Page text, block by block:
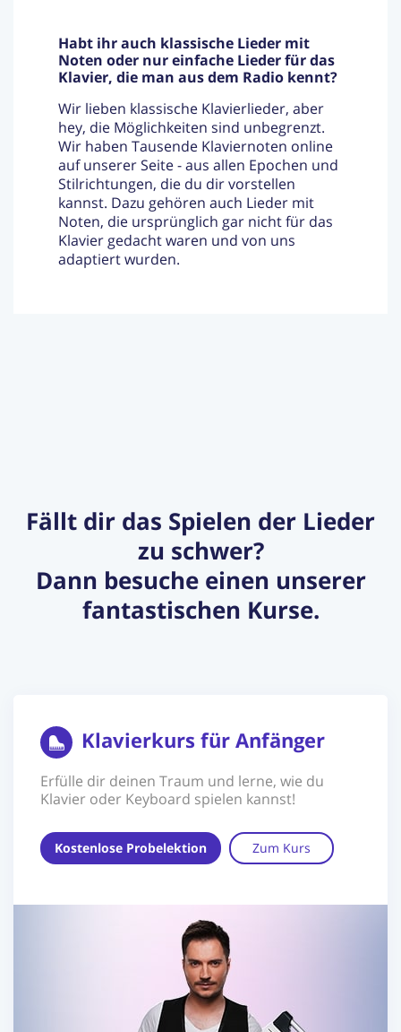
Habt ihr auch klassische Lieder mit
Noten oder nur einfache Lieder für das
Klavier, die man aus dem Radio kennt?
Wir lieben klassische Klavierlieder, aber
hey, die Möglichkeiten sind unbegrenzt.
Wir haben Tausende Klaviernoten online
auf unserer Seite - aus allen Epochen und
Stilrichtungen, die du dir vorstellen
kannst. Dazu gehören auch Lieder mit
Noten, die ursprünglich gar nicht für das
Klavier gedacht waren und von uns
adaptiert wurden.
Fällt dir das Spielen der Lieder
zu schwer?
Dann besuche einen unserer
fantastischen Kurse.
Klavierkurs für Anfänger
Erfülle dir deinen Traum und lerne, wie du
Klavier oder Keyboard spielen kannst!
Kostenlose Probelektion Zum Kurs